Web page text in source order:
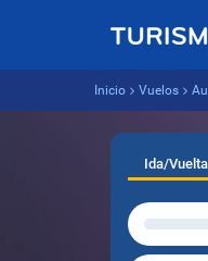
Inicio Vuelos
Ida/Vuelta